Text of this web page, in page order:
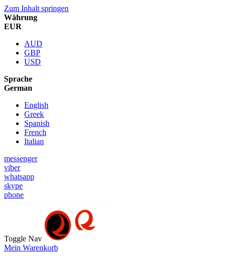
Zum Inhalt springen
Währung
EUR
AUD
GBP
USD
Sprache
German
English
Greek
Spanish
French
Italian
messenger
viber
whatsapp
skype
phone
Toggle Nav
Mein Warenkorb